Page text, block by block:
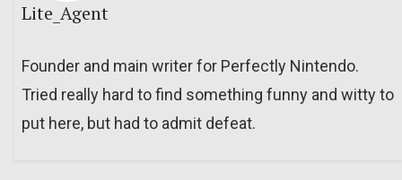
Lite_Agent
Founder and main writer for Perfectly Nintendo.
Tried really hard to find something funny and witty to
put here, but had to admit defeat.